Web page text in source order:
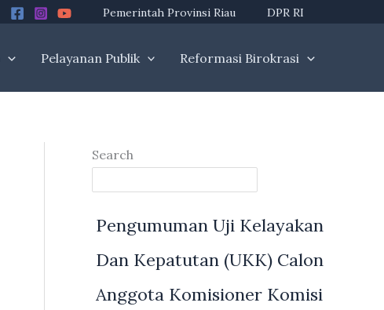
Pemerintah Provinsi Riau DPR RI
Pelayanan Publik Reformasi Birokrasi
Search
Pengumuman Uji Kelayakan
Dan Kepatutan (UKK) Calon
Anggota Komisioner Komisi